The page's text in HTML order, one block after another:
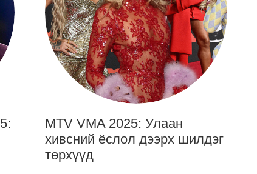
MTV VMA 2025: Улаан
хивсний ёслол дээрх шилдэг
төрхүүд